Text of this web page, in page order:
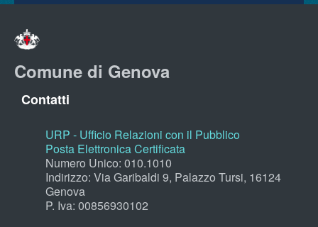
Comune di Genova
Contatti
URP - Ufficio Relazioni con il Pubblico
Posta Elettronica Certificata
Numero Unico: 010.1010
Indirizzo: Via Garibaldi 9, Palazzo Tursi, 16124
Genova
P. Iva: 00856930102